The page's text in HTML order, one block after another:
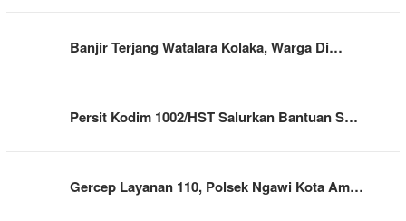
Banjir Terjang Watalara Kolaka, Warga Di…
Persit Kodim 1002/HST Salurkan Bantuan S…
Gercep Layanan 110, Polsek Ngawi Kota Am…